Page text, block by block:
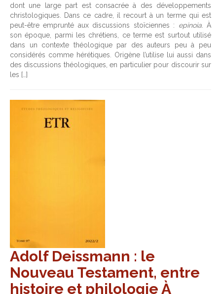
dont une large part est consacrée à des développements
christologiques. Dans ce cadre, il recourt à un terme qui est
peut-être emprunté aux discussions stoïciennes : epinoia. À
son époque, parmi les chrétiens, ce terme est surtout utilisé
dans un contexte théologique par des auteurs peu à peu
considérés comme hérétiques. Origène l’utilise lui aussi dans
des discussions théologiques, en particulier pour discourir sur
les […]
Adolf Deissmann : le
Nouveau Testament, entre
histoire et philologie À